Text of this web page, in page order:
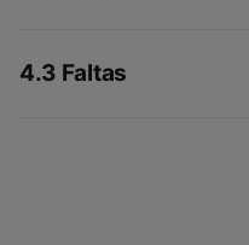
4.3 Faltas